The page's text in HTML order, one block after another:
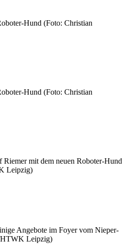
Hund (Foto: Christian
Hund (Foto: Christian
Riemer mit dem neuen Roboter-Hund
Leipzig)
Angebote im Foyer vom Nieper-
Leipzig)